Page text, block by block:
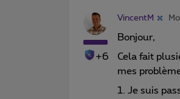
+6
VincentM
Bonjour,
Cela fait
mes
1. Je suis